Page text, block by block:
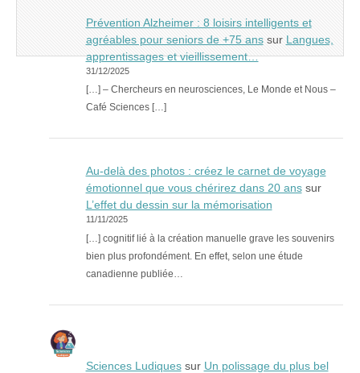
Prévention Alzheimer : 8 loisirs intelligents et
agréables pour seniors de +75 anssur Langues,
apprentissages et vieillissement…
31/12/2025
[…] – Chercheurs en neurosciences, Le Monde et Nous –
Café Sciences […]
Au-delà des photos : créez le carnet de voyage
émotionnel que vous chérirez dans 20 anssur
L’effet du dessin sur la mémorisation
11/11/2025
[…] cognitif lié à la création manuelle grave les souvenirs
bien plus profondément. En effet, selon une étude
canadienne publiée…
Sciences Ludiquessur Un polissage du plus bel